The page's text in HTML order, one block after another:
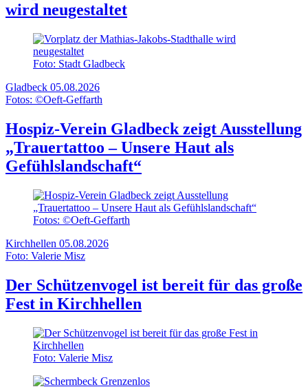
wird neugestaltet
Foto: Stadt Gladbeck
Gladbeck 05.08.2026
Fotos: ©Oeft-Geffarth
Hospiz-Verein Gladbeck zeigt Ausstellung
„Trauertattoo – Unsere Haut als
Gefühlslandschaft“
Fotos: ©Oeft-Geffarth
Kirchhellen 05.08.2026
Foto: Valerie Misz
Der Schützenvogel ist bereit für das große
Fest in Kirchhellen
Foto: Valerie Misz